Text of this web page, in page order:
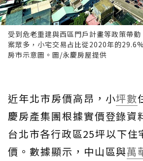
受到危老重建與西區門戶計畫等政策帶
案眾多，小宅交易占比從2020年的
房市示意圖。圖/永慶房屋提供
近年北市房價高昂，小坪數
慶房產集團根據實價登錄資
台北市各行政區25坪以下住
價。數據顯示，中山區與萬